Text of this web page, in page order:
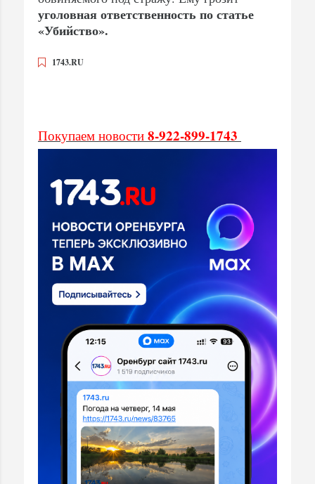
уголовная ответственность по статье
«Убийство».
1743.RU
Покупаем новости 8-922-899-1743